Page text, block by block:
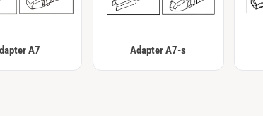
A7 Adapter A7-s